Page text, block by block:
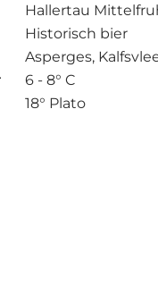
Hallertau
Historisch bier
Asperges,
6 - 8° C
18° Plato